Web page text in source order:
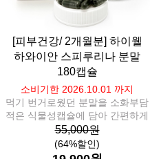
[피부건강/ 2개월분] 하이웰
하와이안 스피루리나 분말
180캡슐
소비기한 2026.10.01 까지
먹기 번거로웠던 분말을 소화부담
적은 식물성캡슐에 담아 간편하게
55,000원
(64%할인)